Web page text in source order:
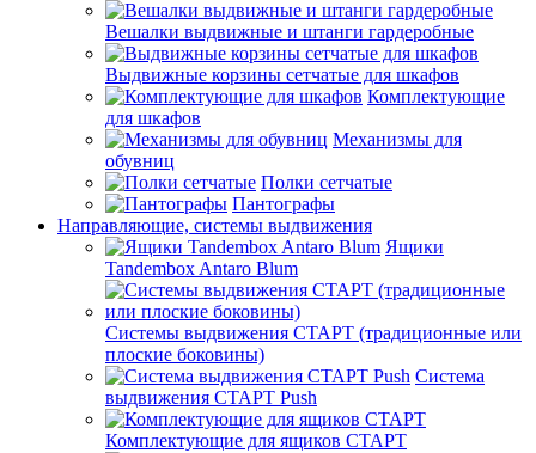
Вешалки выдвижные и штанги гардеробные
Выдвижные корзины сетчатые для шкафов
Комплектующие
для шкафов
Механизмы для
обувниц
Полки сетчатые
Пантографы
Направляющие, системы выдвижения
Ящики
Tandembox Antaro Blum
Системы выдвижения СТАРТ (традиционные или
плоские боковины)
Система
выдвижения СТАРТ Push
Комплектующие для ящиков СТАРТ